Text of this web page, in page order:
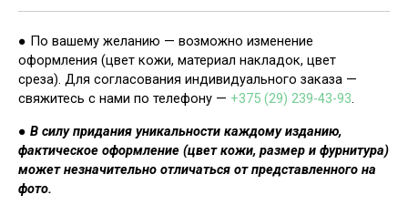
● По вашему желанию — возможно изменение
оформления (цвет кожи, материал накладок, цвет
среза). Для согласования индивидуального заказа —
свяжитесь с нами по телефону — +375 (29) 239-43-93.
● В силу придания уникальности каждому изданию,
фактическое оформление (цвет кожи, размер и фурнитура)
может незначительно отличаться от представленного на
фото.